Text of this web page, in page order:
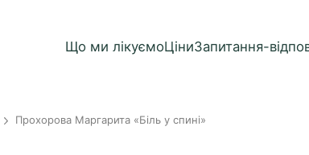
Що ми лікуємоЦіниЗапитання-
Прохорова Маргарита «Біль у спині»